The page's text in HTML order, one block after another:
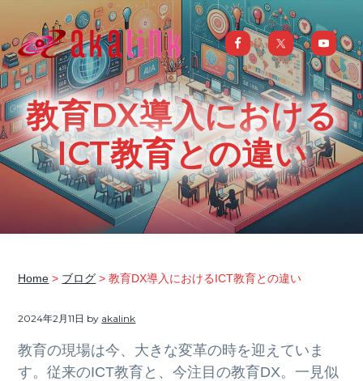
i
p
t
o
p
r
i
p
t
o
m
a
i
p
t
o
p
r
i
p
t
o
f
o
はじめてのAI、DXならアカリンク
IT
の
発
展
と
共
に
DX/AI
推
行
い、
る
業
へ
ご
と
ポ
ー
ト
教育DX導入における
ICT教育との違い
Home > ブログ > 教育DX導入におけるICT教育との違い
2024年2月11日 by akalink
教育の現場は今、大きな変革の時を迎えていま
す。従来のICT教育と、今注目の教育DX。一見似